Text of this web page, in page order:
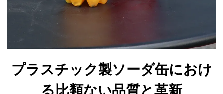
プラスチック製ソーダ缶におけ
る比類ない品質と革新